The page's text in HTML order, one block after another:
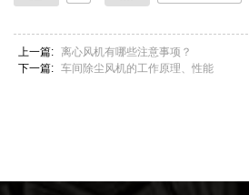
上一篇: 离心风机有哪些注意事项？
下一篇: 车间除尘风机的工作原理、性能